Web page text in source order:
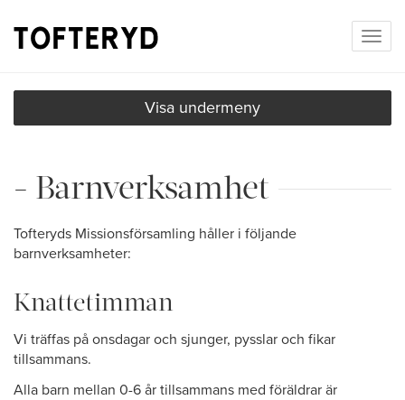
Visa undermeny
- Barnverksamhet
Tofteryds Missionsförsamling håller i följande
barnverksamheter:
Knattetimman
Vi träffas på onsdagar och sjunger, pysslar och fikar
tillsammans.
Alla barn mellan 0-6 år tillsammans med föräldrar är